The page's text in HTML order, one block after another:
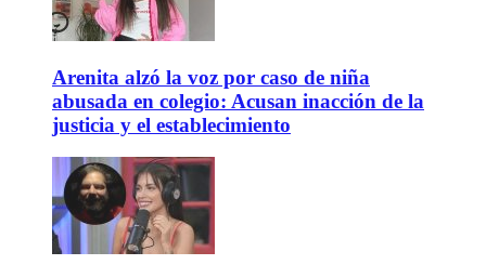
Arenita alzó la voz por caso de niña
abusada en colegio: Acusan inacción de la
justicia y el establecimiento